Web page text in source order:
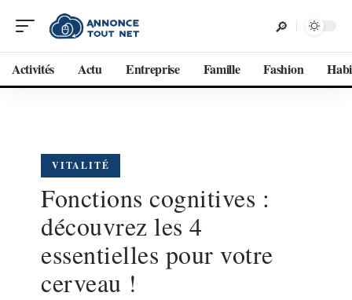
Activités Actu Entreprise Famille Fashion
VITALITÉ
Fonctions cognitives :
découvrez les 4
essentielles pour votre
cerveau !